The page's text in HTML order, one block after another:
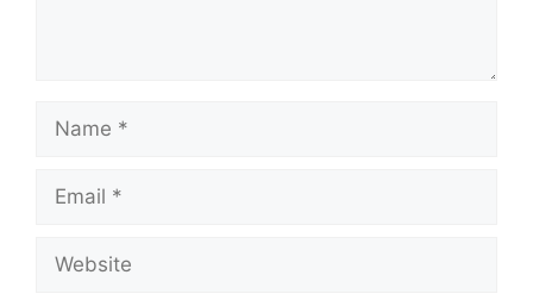
Name
Email
Website